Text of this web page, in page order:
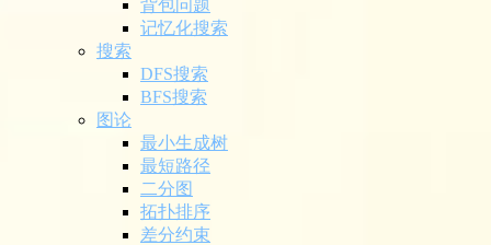
背包问题
记忆化搜索
搜索
DFS搜索
BFS搜索
图论
最小生成树
最短路径
二分图
拓扑排序
差分约束